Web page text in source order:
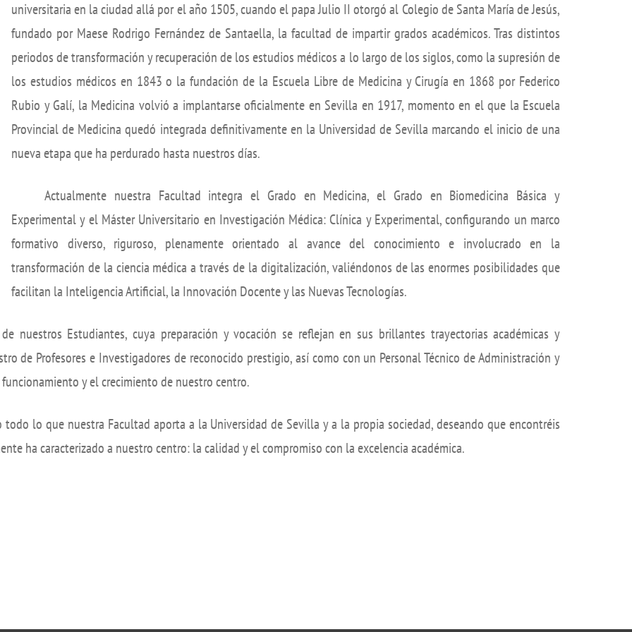
sugerencias, felicitaciones e
de investigación
Unidad de Internacionalización y
Noticias destacadas
Buzón de sugerencias
universitaria en la ciudad allá por el año 1505, cuando el papa Julio II otorgó al Colegio de Santa María de Jesús,
fundado por Maese Rodrigo Fernández de Santaella, la facultad de impartir grados académicos. Tras distintos
periodos de transformación y recuperación de los estudios médicos a lo largo de los siglos, como la supresión de
los estudios médicos en 1843 o la fundación de la Escuela Libre de Medicina y Cirugía en 1868 por Federico
Rubio y Galí, la Medicina volvió a implantarse oficialmente en Sevilla en 1917, momento en el que la Escuela
Provincial de Medicina quedó integrada definitivamente en la Universidad de Sevilla marcando el inicio de una
nueva etapa que ha perdurado hasta nuestros días.
Actualmente nuestra Facultad integra el Grado en Medicina, el Grado en Biomedicina Básica y
Experimental y el Máster Universitario en Investigación Médica: Clínica y Experimental, configurando un marco
formativo diverso, riguroso, plenamente orientado al avance del conocimiento e involucrado en la
transformación de la ciencia médica a través de la digitalización, valiéndonos de las enormes posibilidades que
facilitan la Inteligencia Artificial, la Innovación Docente y las Nuevas Tecnologías.
nuestros Estudiantes, cuya preparación y vocación se reflejan en sus brillantes trayectorias académicas y
de Profesores e Investigadores de reconocido prestigio, así como con un Personal Técnico de Administración y
y el crecimiento de nuestro centro.
todo lo que nuestra Facultad aporta a la Universidad de Sevilla y a la propia sociedad, deseando que encontréis
ha caracterizado a nuestro centro: la calidad y el compromiso con la excelencia académica.